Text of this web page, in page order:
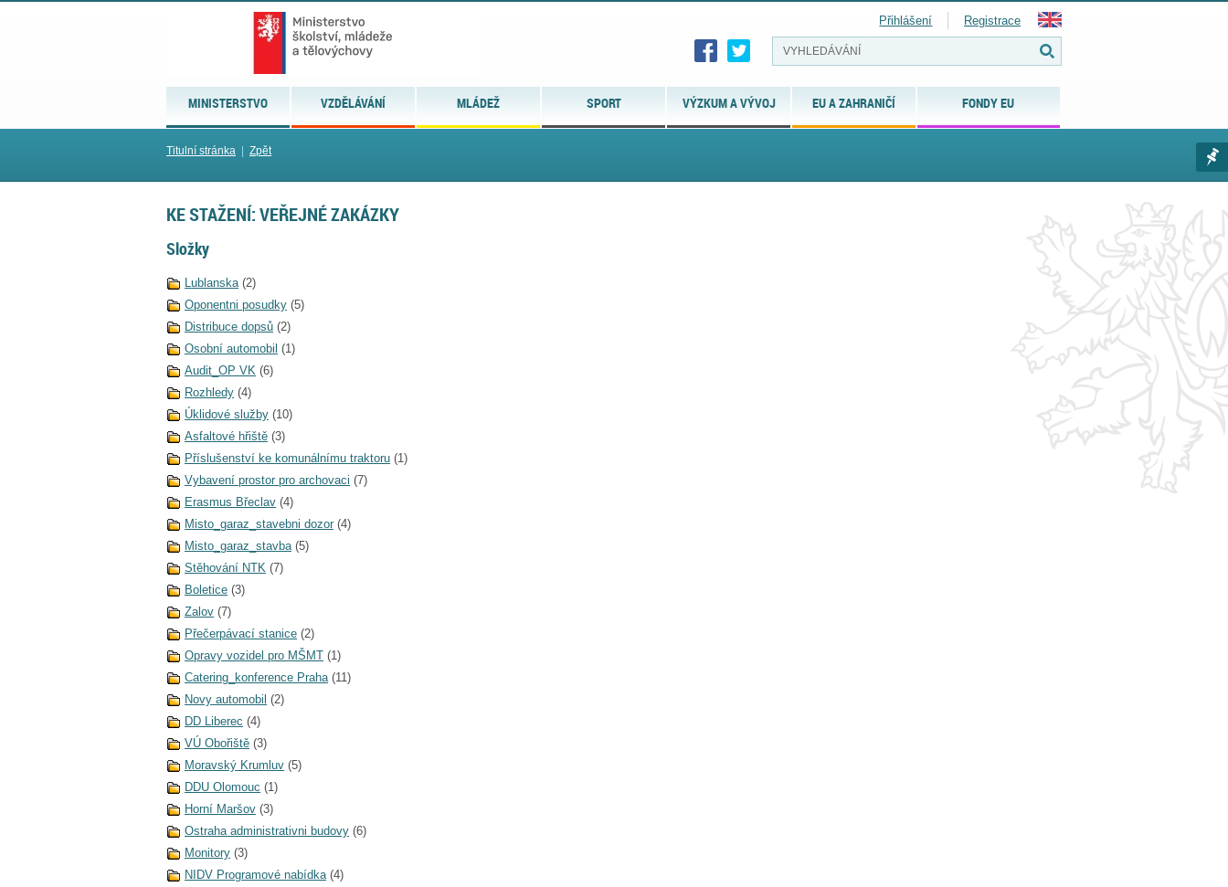
MINISTERSTVO VZDĚLÁVÁNÍ MLÁDEŽ SPORT VÝZKUM A VÝVOJ EU A ZAHRANIČÍ FONDY EU
Přihlášení Registrace
Titulní stránka Zpět
KE STAŽENÍ: VEŘEJNÉ ZAKÁZKY
Složky
Lublanska (2)
Oponentni posudky (5)
Distribuce dopsů (2)
Osobní automobil (1)
Audit_OP VK (6)
Rozhledy (4)
Úklidové služby (10)
Asfaltové hřiště (3)
Příslušenství ke komunálnímu traktoru (1)
Vybavení prostor pro archovaci (7)
Erasmus Břeclav (4)
Misto_garaz_stavebni dozor (4)
Misto_garaz_stavba (5)
Stěhování NTK (7)
Boletice (3)
Zalov (7)
Přečerpávací stanice (2)
Opravy vozidel pro MŠMT (1)
Catering_konference Praha (11)
Novy automobil (2)
DD Liberec (4)
VÚ Obořiště (3)
Moravský Krumluv (5)
DDU Olomouc (1)
Horní Maršov (3)
Ostraha administrativni budovy (6)
Monitory (3)
NIDV Programové nabídka (4)